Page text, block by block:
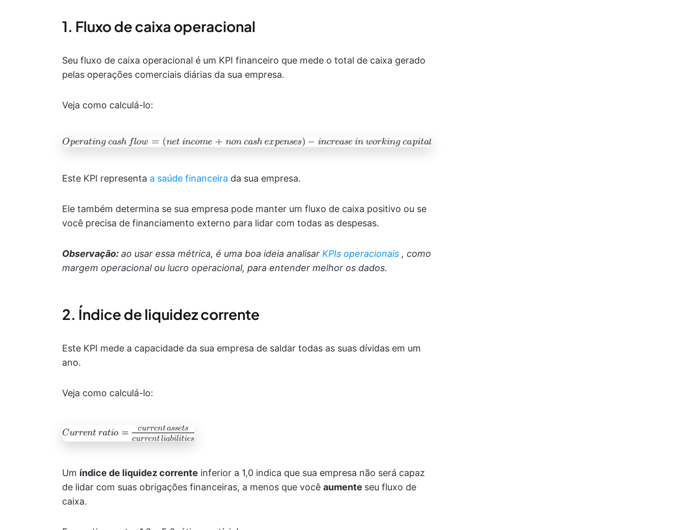
1. Fluxo de caixa operacional
Seu fluxo de caixa operacional é um KPI financeiro que mede o total de caixa gerado
pelas operações comerciais diárias da sua empresa.
Veja como calculá-lo:
Este KPI representa a saúde financeira da sua empresa.
Ele também determina se sua empresa pode manter um fluxo de caixa positivo ou se
você precisa de financiamento externo para lidar com todas as despesas.
Observação: ao usar essa métrica, é uma boa ideia analisar KPIs operacionais , como
margem operacional ou lucro operacional, para entender melhor os dados.
2. Índice de liquidez corrente
Este KPI mede a capacidade da sua empresa de saldar todas as suas dívidas em um
ano.
Veja como calculá-lo:
Um índice de liquidez corrente inferior a 1,0 indica que sua empresa não será capaz
de lidar com suas obrigações financeiras, a menos que você aumente seu fluxo de
caixa.